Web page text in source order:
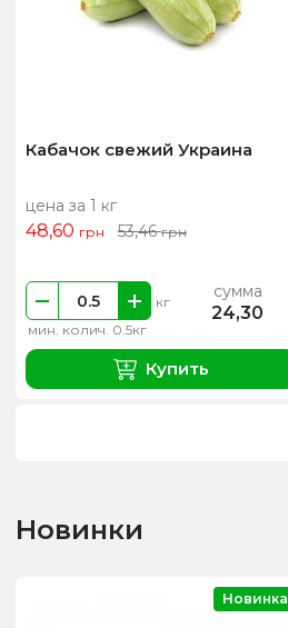
Кабачок свежий Украина
цена за 1 кг
48,60 грн 53,46грн
мин. колич. 0.5кг
кг сумма
24,30
Купить
Новинки
Новинка